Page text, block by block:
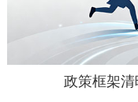
政策框架清